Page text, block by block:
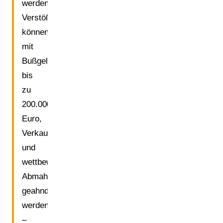
werden.
Verstöße
können
mit
Bußgeldern
bis
zu
200.000
Euro,
Verkaufsverboten
und
wettbewerbsrechtlichen
Abmahnungen
geahndet
werden
–